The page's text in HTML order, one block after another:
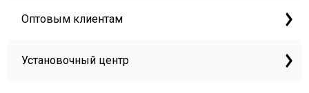
Оптовым клиентам
Установочный центр